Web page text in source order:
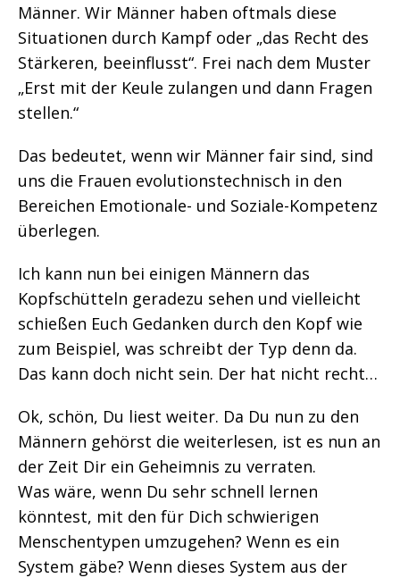
Männer. Wir Männer haben oftmals diese
Situationen durch Kampf oder „das Recht des
Stärkeren, beeinflusst“. Frei nach dem Muster
„Erst mit der Keule zulangen und dann Fragen
stellen.“
Das bedeutet, wenn wir Männer fair sind, sind
uns die Frauen evolutionstechnisch in den
Bereichen Emotionale- und Soziale-Kompetenz
überlegen.
Ich kann nun bei einigen Männern das
Kopfschütteln geradezu sehen und vielleicht
schießen Euch Gedanken durch den Kopf wie
zum Beispiel, was schreibt der Typ denn da.
Das kann doch nicht sein. Der hat nicht recht…
Ok, schön, Du liest weiter. Da Du nun zu den
Männern gehörst die weiterlesen, ist es nun an
der Zeit Dir ein Geheimnis zu verraten.
Was wäre, wenn Du sehr schnell lernen
könntest, mit den für Dich schwierigen
Menschentypen umzugehen? Wenn es ein
System gäbe? Wenn dieses System aus der